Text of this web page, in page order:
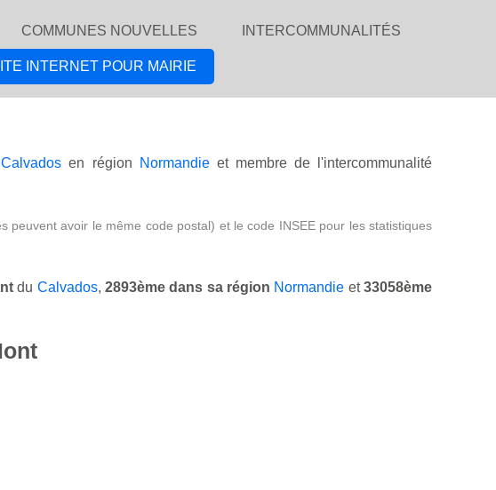
COMMUNES NOUVELLES INTERCOMMUNALITÉS
INTERNET POUR MAIRIE
Calvados en région Normandieet membre de l'intercommunalité
avoir le même code postal) et le code INSEE pour les statistiques
du Calvados,2893ème dans sa région Normandie et33058ème